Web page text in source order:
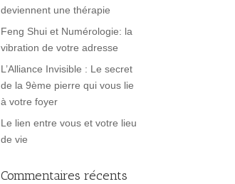
deviennent une thérapie
Feng Shui et Numérologie: la
vibration de votre adresse
L’Alliance Invisible : Le secret
de la 9ème pierre qui vous lie
à votre foyer
Le lien entre vous et votre lieu
de vie
Commentaires récents